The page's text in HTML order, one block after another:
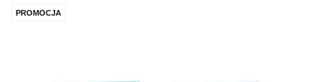
PROMOCJA